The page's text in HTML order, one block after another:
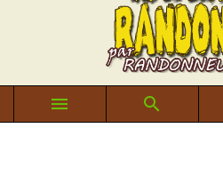
 